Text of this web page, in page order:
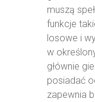
muszą
funkcje
losowe i
w
głównie
posiadać
zapewnia